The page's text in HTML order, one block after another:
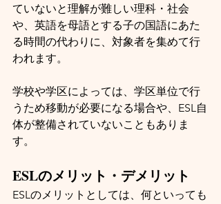
ていないと理解が難しい理科・社会
や、英語を母語とする子の国語にあた
る時間の代わりに、対象者を集めて行
われます。
学校や学区によっては、学区単位で行
うため移動が必要になる場合や、ESL自
体が整備されていないこともありま
す。
ESLのメリット・デメリット
ESLのメリットとしては、何といっても